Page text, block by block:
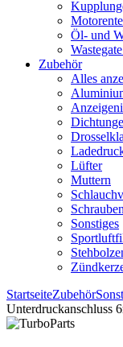
Öl- und
Zubehör
Alles
Lüfter
Muttern
Schrauben
Sonstiges
StartseiteZubehör
Unterdruckanschluss